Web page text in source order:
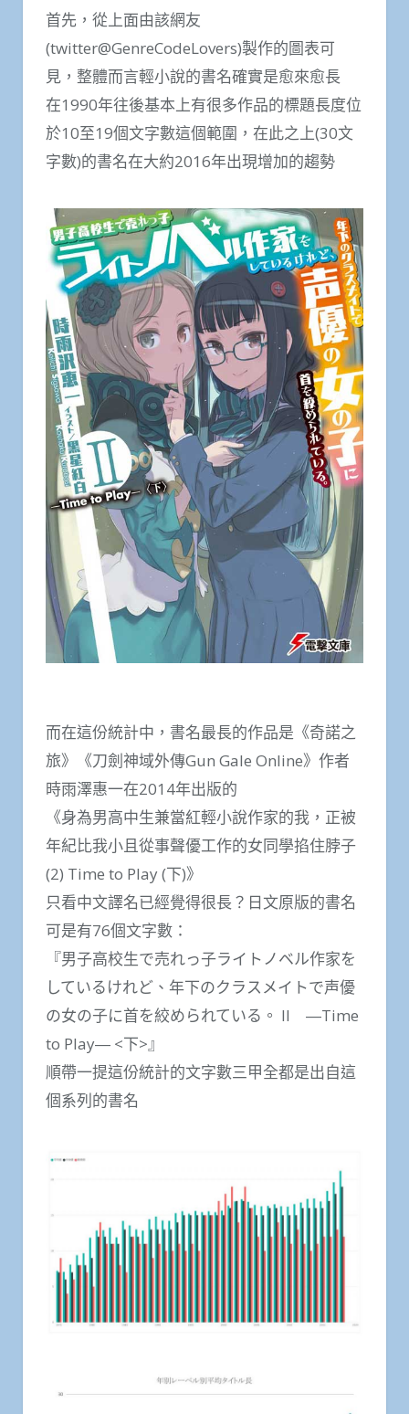
首先，從上面由該網友
(twitter@GenreCodeLovers)製作的圖表可
見，整體而言輕小說的書名確實是愈來愈長
在1990年往後基本上有很多作品的標題長度位
於10至19個文字數這個範圍，在此之上(30文
字數)的書名在大約2016年出現增加的趨勢
而在這份統計中，書名最長的作品是《奇諾之
旅》《刀劍神域外傳Gun Gale Online》作者
時雨澤惠一在2014年出版的
《身為男高中生兼當紅輕小說作家的我，正被
年紀比我小且從事聲優工作的女同學掐住脖子
(2) Time to Play (下)》
只看中文譯名已經覺得很長？日文原版的書名
可是有76個文字數：
『男子高校生で売れっ子ライトノベル作家を
しているけれど、年下のクラスメイトで声優
の女の子に首を絞められている。 II ―Time
to Play― <下>』
順帶一提這份統計的文字數三甲全都是出自這
個系列的書名